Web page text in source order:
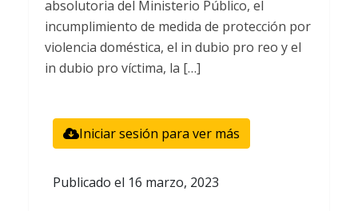
absolutoria del Ministerio Público, el
incumplimiento de medida de protección por
violencia doméstica, el in dubio pro reo y el
in dubio pro víctima, la […]
Iniciar sesión para ver más
Publicado el 16 marzo, 2023